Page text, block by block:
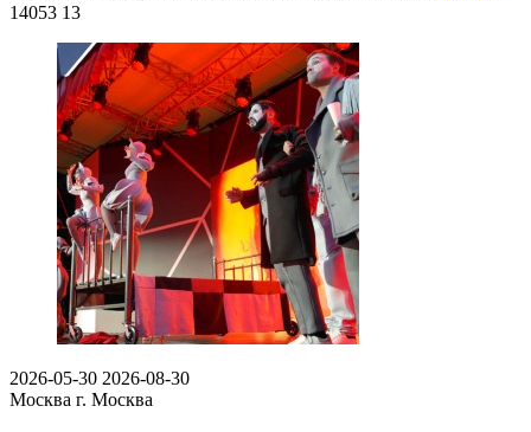
14053 13
2026-05-30 2026-08-30
Москва г. Москва